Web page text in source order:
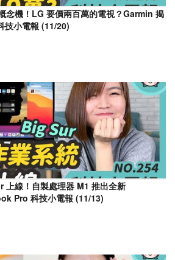
念機！LG 要價兩百萬的電視？Garmin 揭
技小電報 (11/20)
上線！自製處理器 M1 推出全新
Pro 科技小電報 (11/13)